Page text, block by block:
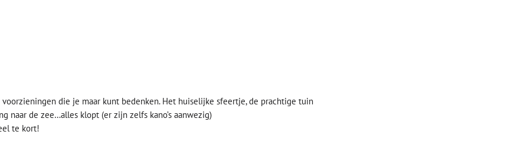
die je maar kunt bedenken. Het huiselijke sfeertje, de prachtige tuin
naar de zee…alles klopt (er zijn zelfs kano’s aanwezig)
te kort!